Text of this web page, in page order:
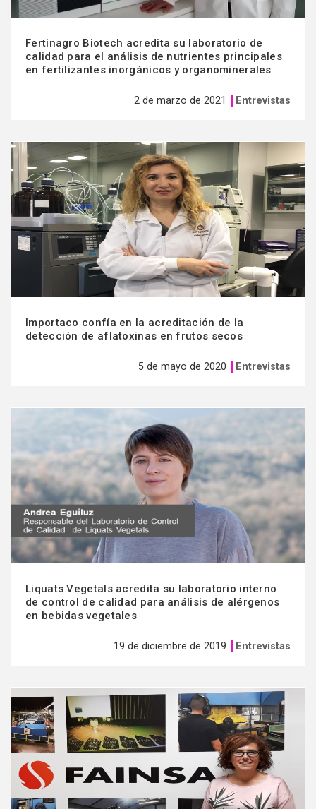
Fertinagro Biotech acredita su laboratorio de
calidad para el análisis de nutrientes principales
en fertilizantes inorgánicos y organominerales
2 de marzo de 2021 Entrevistas
Importaco confía en la acreditación de la
detección de aflatoxinas en frutos secos
5 de mayo de 2020 Entrevistas
Ver
más
Liquats Vegetals acredita su laboratorio interno
de control de calidad para análisis de alérgenos
en bebidas vegetales
19 de diciembre de 2019 Entrevistas
Ver
más